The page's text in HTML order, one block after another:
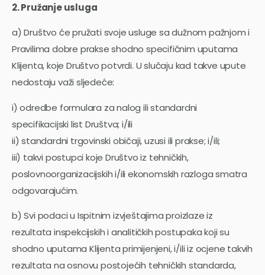
2. Pružanje usluga
a) Društvo će pružati svoje usluge sa dužnom pažnjom i
Pravilima dobre prakse shodno specifičnim uputama
Klijenta, koje Društvo potvrdi. U slučaju kad takve upute
nedostaju važi sljedeće:
i) odredbe formulara za nalog ili standardni
specifikacijski list Društva; i/ili
ii) standardni trgovinski običaji, uzusi ili prakse; i/ili;
iii) takvi postupci koje Društvo iz tehničkih,
poslovnoorganizacijskih i/ili ekonomskih razloga smatra
odgovarajućim.
b) Svi podaci u Ispitnim izvještajima proizlaze iz
rezultata inspekcijskih i analitičkih postupaka koji su
shodno uputama Klijenta primijenjeni, i/ili iz ocjene takvih
rezultata na osnovu postojećih tehničkih standarda,